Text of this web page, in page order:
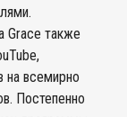
Grace также
на всемирно
Постепенно